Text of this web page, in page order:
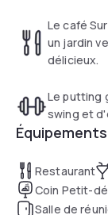
Le café
un jardin
délicieux.
Le putting
swing et
Restaurant
Coin Petit-
Salle de